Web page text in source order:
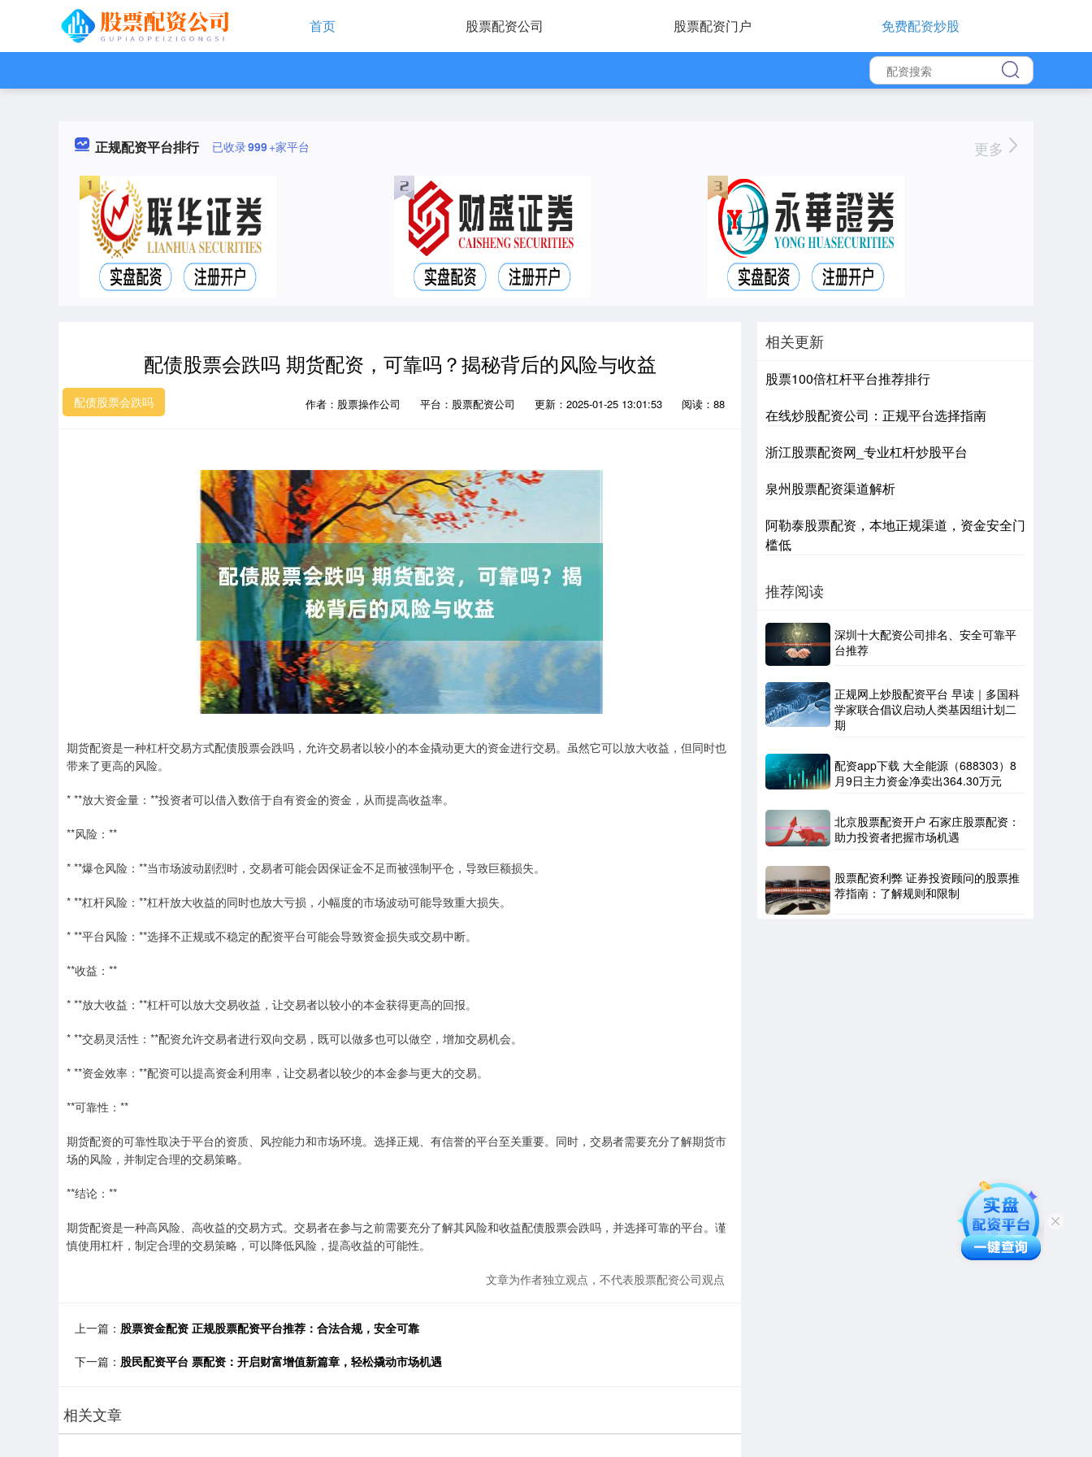
首页 股票配资公司 股票配资门户 免费配资炒股
正规配资平台排行 已收录999+家平台 更多
配债股票会跌吗 期货配资，可靠吗？揭秘背后的风险与收益
配债股票会跌吗 作者：股票操作公司 平台：股票配资公司 更新：2025-01-25 13:01:53 阅读：88
期货配资是一种杠杆交易方式配债股票会跌吗，允许交易者以较小的本金撬动更大的资金进行交易。虽然它可以放大收益，但同时也
带来了更高的风险。
* **放大资金量：**投资者可以借入数倍于自有资金的资金，从而提高收益率。
**风险：**
* **爆仓风险：**当市场波动剧烈时，交易者可能会因保证金不足而被强制平仓，导致巨额损失。
* **杠杆风险：**杠杆放大收益的同时也放大亏损，小幅度的市场波动可能导致重大损失。
* **平台风险：**选择不正规或不稳定的配资平台可能会导致资金损失或交易中断。
**收益：**
* **放大收益：**杠杆可以放大交易收益，让交易者以较小的本金获得更高的回报。
* **交易灵活性：**配资允许交易者进行双向交易，既可以做多也可以做空，增加交易机会。
* **资金效率：**配资可以提高资金利用率，让交易者以较少的本金参与更大的交易。
**可靠性：**
期货配资的可靠性取决于平台的资质、风控能力和市场环境。选择正规、有信誉的平台至关重要。同时，交易者需要充分了解期货市
场的风险，并制定合理的交易策略。
**结论：**
期货配资是一种高风险、高收益的交易方式。交易者在参与之前需要充分了解其风险和收益配债股票会跌吗，并选择可靠的平台。谨
慎使用杠杆，制定合理的交易策略，可以降低风险，提高收益的可能性。
文章为作者独立观点，不代表股票配资公司观点
上一篇： 股票资金配资 正规股票配资平台推荐：合法合规，安全可靠
下一篇： 股民配资平台 票配资：开启财富增值新篇章，轻松撬动市场机遇
相关文章
相关更新
股票100倍杠杆平台推荐排行
在线炒股配资公司：正规平台选择指南
浙江股票配资网_专业杠杆炒股平台
泉州股票配资渠道解析
阿勒泰股票配资，本地正规渠道，资金安全门
槛低
推荐阅读
深圳十大配资公司排名、安全可靠平
台推荐
正规网上炒股配资平台 早读｜多国科
学家联合倡议启动人类基因组计划二
期
配资app下载 大全能源（688303）8
月9日主力资金净卖出364.30万元
北京股票配资开户 石家庄股票配资：
助力投资者把握市场机遇
股票配资利弊 证券投资顾问的股票推
荐指南：了解规则和限制